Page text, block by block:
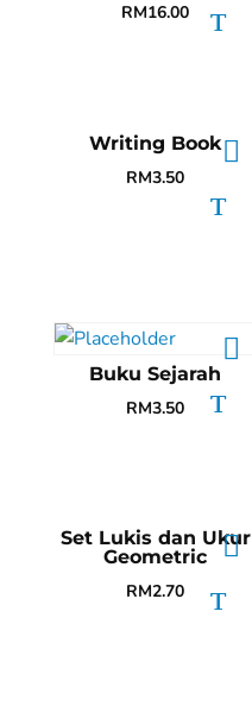
RM16.00
Writing Book
RM3.50
Buku Sejarah
RM3.50
Set Lukis dan Ukur
Geometric
RM2.70